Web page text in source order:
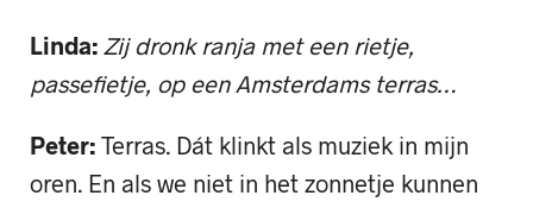
Linda: Zij dronk ranja met een rietje,
passefietje, op een Amsterdams terras…
Peter: Terras. Dát klinkt als muziek in mijn
oren. En als we niet in het zonnetje kunnen